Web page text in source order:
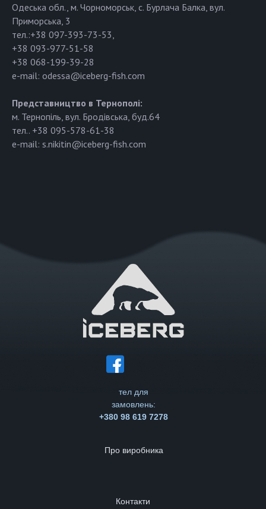
Одеська обл., м. Чорноморськ, с. Бурлача Балка, вул.
Приморська, 3
тел.:+38 097-393-73-53,
+38 093-977-51-58
+38 068-199-39-28
e-mail: odessa@iceberg-fish.com
Представництво в Тернополі:
м. Тернопіль, вул. Бродівська, буд.64
тел.. +38 095-578-61-38
e-mail: s.nikitin@iceberg-fish.com
тел для
замовлень:
+380 98 619 7278
Про виробника
Контакти